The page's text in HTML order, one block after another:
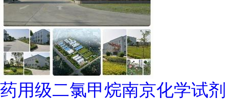
药用级二氯甲烷南京化学试剂